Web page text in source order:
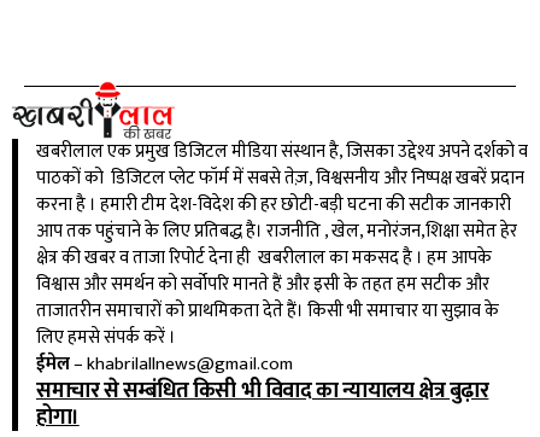
खबरीलाल एक प्रमुख डिजिटल मीडिया संस्थान है, जिसका उद्देश्य अपने दर्शको व
पाठकों को डिजिटल प्लेट फॉर्म में सबसे तेज़, विश्वसनीय और निष्पक्ष खबरें प्रदान
करना है । हमारी टीम देश-विदेश की हर छोटी-बड़ी घटना की सटीक जानकारी
आप तक पहुंचाने के लिए प्रतिबद्ध है। राजनीति , खेल, मनोरंजन,शिक्षा समेत हेर
क्षेत्र की खबर व ताजा रिपोर्ट देना ही खबरीलाल का मकसद है । हम आपके
विश्वास और समर्थन को सर्वोपरि मानते हैं और इसी के तहत हम सटीक और
ताजातरीन समाचारों को प्राथमिकता देते हैं। किसी भी समाचार या सुझाव के
लिए हमसे संपर्क करें ।
ईमेल–khabrilallnews@gmail.com
समाचार से सम्बंधित किसी भी विवाद का न्यायालय क्षेत्र बुढ़ार
होगा।